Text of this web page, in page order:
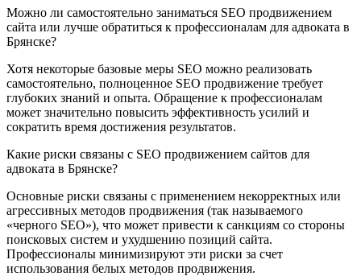
Можно ли самостоятельно заниматься SEO продвижением
сайта или лучше обратиться к профессионалам для адвоката в
Брянске?
Хотя некоторые базовые меры SEO можно реализовать
самостоятельно, полноценное SEO продвижение требует
глубоких знаний и опыта. Обращение к профессионалам
может значительно повысить эффективность усилий и
сократить время достижения результатов.
Какие риски связаны с SEO продвижением сайтов для
адвоката в Брянске?
Основные риски связаны с применением некорректных или
агрессивных методов продвижения (так называемого
«черного SEO»), что может привести к санкциям со стороны
поисковых систем и ухудшению позиций сайта.
Профессионалы минимизируют эти риски за счет
использования белых методов продвижения.